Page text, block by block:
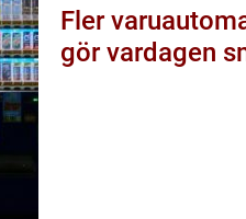
Fler
gör vardagen